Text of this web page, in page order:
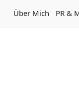
Über Mich PR &